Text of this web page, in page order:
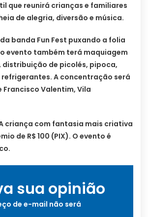
que reunirá crianças e familiares
de alegria, diversão e música.
banda Fun Fest puxando a folia
evento também terá maquiagem
de picolés, pipoca,
A concentração será
Francisco Valentim, Vila
criança com fantasia mais criativa
de R$ 100 (PIX). O evento é
sua opinião
de e-mail não será